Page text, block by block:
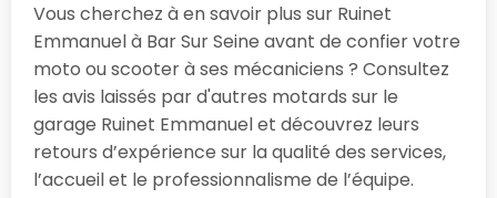
Vous cherchez à en savoir plus sur Ruinet
Emmanuel à Bar Sur Seine avant de confier votre
moto ou scooter à ses mécaniciens ? Consultez
les avis laissés par d'autres motards sur le
garage Ruinet Emmanuel et découvrez leurs
retours d’expérience sur la qualité des services,
l’accueil et le professionnalisme de l’équipe.